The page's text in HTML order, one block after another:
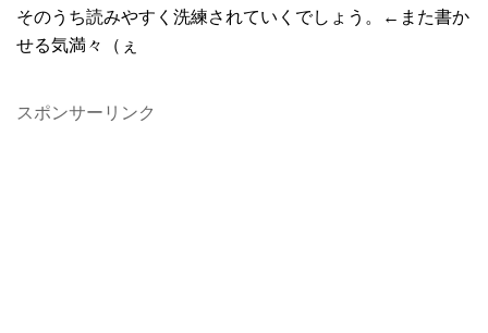
そのうち読みやすく洗練されていくでしょう。←また書か
せる気満々（ぇ
スポンサーリンク